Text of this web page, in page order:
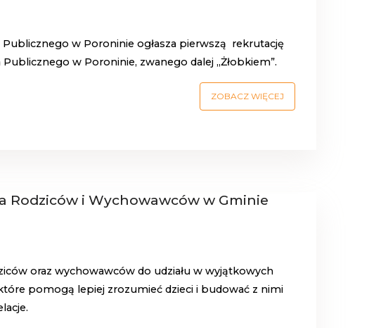
w Poroninie ogłasza pierwszą rekrutację
w Poroninie, zwanego dalej „Żłobkiem”.
ZOBACZ WIĘCEJ
Rodziców i Wychowawców w Gminie
oraz wychowawców do udziału w wyjątkowych
pomogą lepiej zrozumieć dzieci i budować z nimi